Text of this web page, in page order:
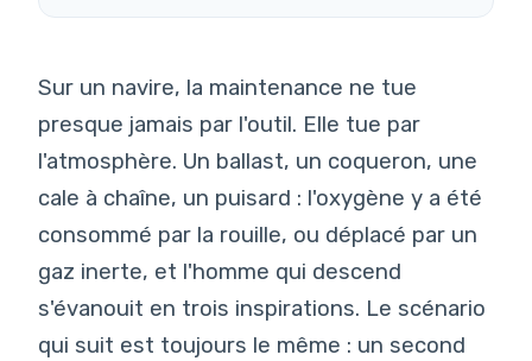
Sur un navire, la maintenance ne tue
presque jamais par l'outil. Elle tue par
l'atmosphère. Un ballast, un coqueron, une
cale à chaîne, un puisard : l'oxygène y a été
consommé par la rouille, ou déplacé par un
gaz inerte, et l'homme qui descend
s'évanouit en trois inspirations. Le scénario
qui suit est toujours le même : un second